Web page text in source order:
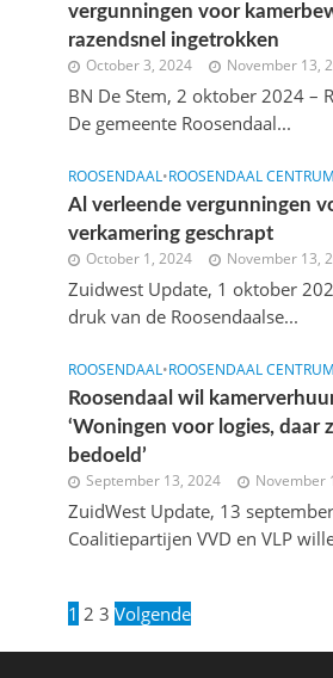
vergunningen voor
razendsnel ingetrokken
October 3, 2024 November 13,
BN De Stem, 2 oktober 2024 –
De gemeente Roosendaal...
ROOSENDAAL•ROOSENDAAL
Al verleende vergunningen
verkamering geschrapt
October 1, 2024 November 13,
Zuidwest Update, 1 oktober
druk van de Roosendaalse...
ROOSENDAAL•ROOSENDAAL
Roosendaal wil
‘Woningen voor logies, daar
bedoeld’
September 13, 2024 November
ZuidWest Update, 13
Coalitiepartijen VVD en VLP
1 2 3 Volgende